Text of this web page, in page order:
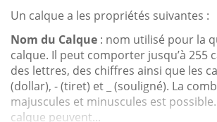
Un calque a les propriétés suivantes :
Nom du Calque : nom utilisé pour la
calque. Il peut comporter jusqu’à 255
des lettres, des chiffres ainsi que les
(dollar), - (tiret) et _ (souligné). La
majuscules et minuscules est
calque peuvent...